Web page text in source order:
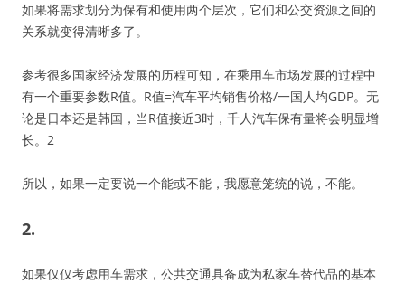
如果将需求划分为保有和使用两个层次，它们和公交资源之间的
关系就变得清晰多了。
参考很多国家经济发展的历程可知，在乘用车市场发展的过程中
有一个重要参数R值。R值=汽车平均销售价格/一国人均GDP。无
论是日本还是韩国，当R值接近3时，千人汽车保有量将会明显增
长。2
所以，如果一定要说一个能或不能，我愿意笼统的说，不能。
2.
如果仅仅考虑用车需求，公共交通具备成为私家车替代品的基本